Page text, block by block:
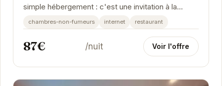
simple hébergement : c'est une invitation à la
détente et à la découverte. Située au cœur...
chambres-non-fumeurs internet restaurant
87€ /nuit Voir l'offre